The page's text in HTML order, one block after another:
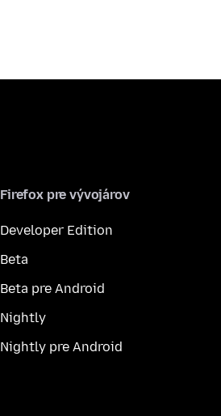
Firefox pre vývojárov
Developer Edition
Beta
Beta pre Android
Nightly
Nightly pre Android